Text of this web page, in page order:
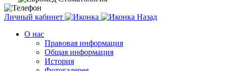
Личный кабинет
Назад
О нас
Правовая информация
Общая информация
История